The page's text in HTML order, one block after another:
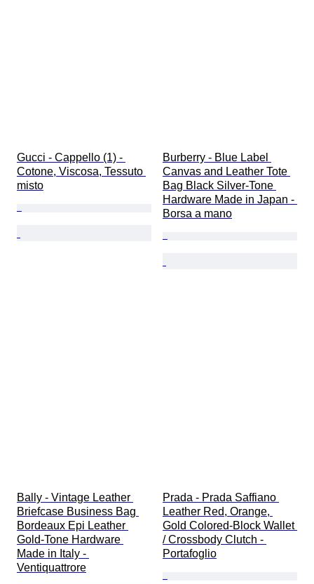
Gucci - Cappello (1) -
Cotone, Viscosa, Tessuto
misto
Burberry - Blue Label
Canvas and Leather Tote
Bag Black Silver-Tone
Hardware Made in Japan -
Borsa a mano
Bally - Vintage Leather
Briefcase Business Bag
Bordeaux Epi Leather
Gold-Tone Hardware
Made in Italy -
Ventiquattrore
Prada - Prada Saffiano
Leather Red, Orange,
Gold Colored-Block Wallet
/ Crossbody Clutch -
Portafoglio